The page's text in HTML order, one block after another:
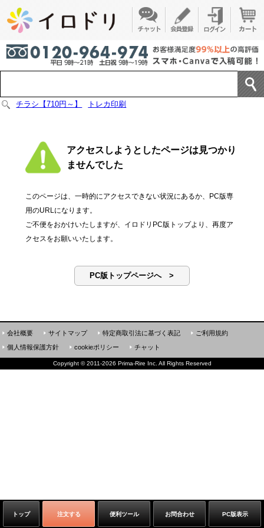
チラシ【710円～】 トレカ印刷
アクセスしようとしたページは見つかり
ませんでした
このページは、一時的にアクセスできない状況にあるか、PC版専
用のURLになります。
ご不便をおかけいたしますが、イロドリPC版トップより、再度ア
クセスをお願いいたします。
PC版トップページへ >
トップ 注文する 便利ツール お問合わせ PC版表示
会社概要 サイトマップ 特定商取引法に基づく表記
ご利用規約
個人情報保護方針
cookieポリシー チャット
Copyright ©2011-2026 Prima-Rire Inc. All Rights Reserved